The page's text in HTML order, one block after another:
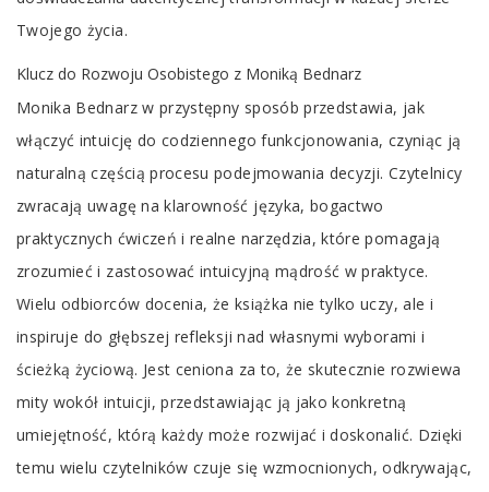
Twojego życia.
Klucz do Rozwoju Osobistego z Moniką Bednarz
Monika Bednarz w przystępny sposób przedstawia, jak
włączyć intuicję do codziennego funkcjonowania, czyniąc ją
naturalną częścią procesu podejmowania decyzji. Czytelnicy
zwracają uwagę na klarowność języka, bogactwo
praktycznych ćwiczeń i realne narzędzia, które pomagają
zrozumieć i zastosować intuicyjną mądrość w praktyce.
Wielu odbiorców docenia, że książka nie tylko uczy, ale i
inspiruje do głębszej refleksji nad własnymi wyborami i
ścieżką życiową. Jest ceniona za to, że skutecznie rozwiewa
mity wokół intuicji, przedstawiając ją jako konkretną
umiejętność, którą każdy może rozwijać i doskonalić. Dzięki
temu wielu czytelników czuje się wzmocnionych, odkrywając,